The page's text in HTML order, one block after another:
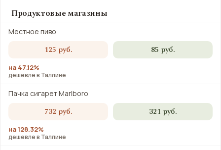
Продуктовые магазины
Местное пиво
125 руб. 85 руб.
на 47.12%
дешевле в Таллине
Пачка сигарет Marlboro
732 руб. 321 руб.
на 128.32%
дешевле в Таллине